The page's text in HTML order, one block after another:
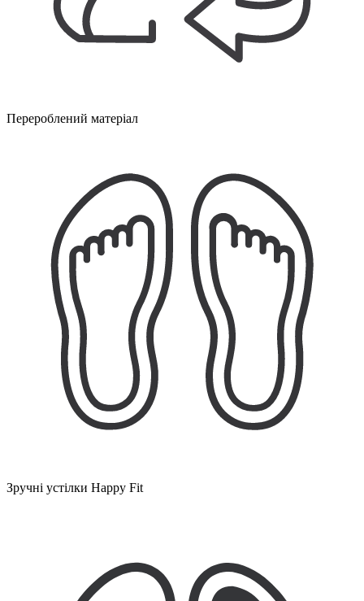
Перероблений матеріал
Зручні устілки Happy Fit